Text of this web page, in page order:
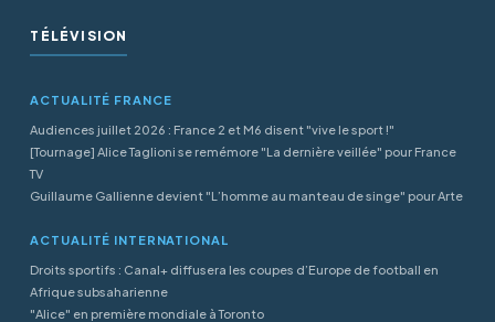
TÉLÉVISION
ACTUALITÉ FRANCE
Audiences juillet 2026 : France 2 et M6 disent "vive le sport !"
[Tournage] Alice Taglioni se remémore "La dernière veillée" pour France
TV
Guillaume Gallienne devient "L’homme au manteau de singe" pour Arte
ACTUALITÉ INTERNATIONAL
Droits sportifs : Canal+ diffusera les coupes d’Europe de football en
Afrique subsaharienne
"Alice" en première mondiale à Toronto